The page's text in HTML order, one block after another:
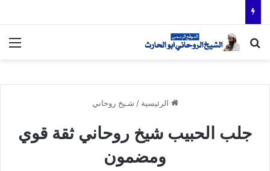
بحث عن
الرئيسية / شـيخ روحاني
جلب الحبيب شيخ روحاني ثقة قوي
ومضمون